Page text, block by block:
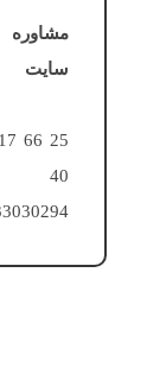
سایت
40
– 09303030294